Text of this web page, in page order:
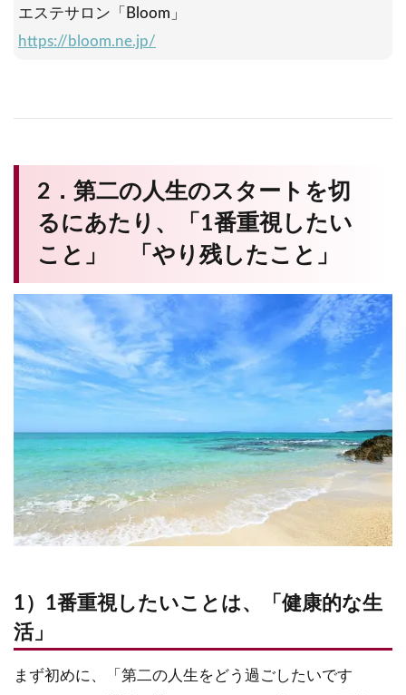
エステサロン「Bloom」
https://bloom.ne.jp/
2．第二の人生のスタートを切
るにあたり、「1番重視したい
こと」 「やり残したこと」
1）1番重視したいことは、「健康的な生
活」
まず初めに、「第二の人生をどう過ごしたいです